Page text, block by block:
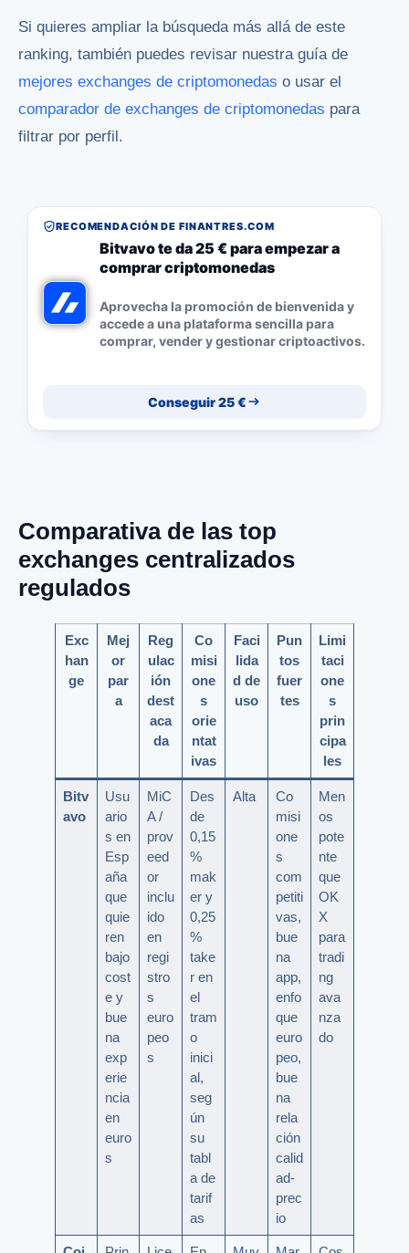
Si quieres ampliar la búsqueda más allá de este
ranking, también puedes revisar nuestra guía de
mejores exchanges de criptomonedas o usar el
comparador de exchanges de criptomonedas para
filtrar por perfil.
RECOMENDACIÓN DE FINANTRES.COM
Bitvavo te da 25 € para empezar a
comprar criptomonedas
Aprovecha la promoción de bienvenida y
accede a una plataforma sencilla para
comprar, vender y gestionar criptoactivos.
Conseguir 25 €
Comparativa de las top
exchanges centralizados
regulados
Exc
han
ge
Mej
or
par
a
Reg
ulac
ión
dest
aca
da
Co
misi
one
s
orie
ntat
ivas
Faci
lida
d de
uso
Pun
tos
fuer
tes
Limi
taci
one
s
prin
cipa
les
Bitv
avo
Usu
ario
s en
Esp
aña
que
quie
ren
bajo
cost
e y
bue
na
exp
erie
ncia
en
euro
s
MiC
A /
prov
eed
or
inclu
ido
en
regi
stro
s
euro
peo
s
Des
de
0,15
%
mak
er y
0,25
%
take
r en
el
tram
o
inici
al,
seg
ún
su
tabl
a de
tarif
as
Alta
Co
misi
one
s
com
petiti
vas,
bue
na
app,
enfo
que
euro
peo,
bue
na
rela
ción
calid
ad-
prec
io
Men
os
pote
nte
que
OK
X
para
tradi
ng
ava
nza
do